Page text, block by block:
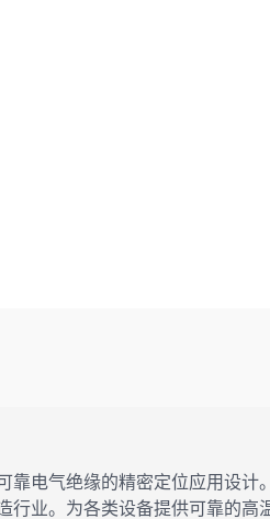
电气绝缘的精密定位应用设
业。为各类设备提供可靠的高